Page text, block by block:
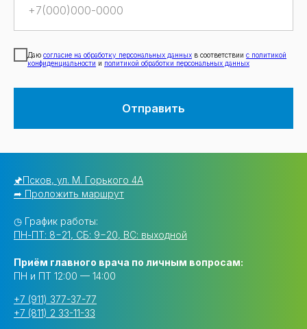
Даю согласие на обработку персональных данных в соответствии с политикой
конфиденциальности и политикой обработки персональных данных
Отправить
🖈Псков, ул. М. Горького 4А
➦ Проложить маршрут
◷ График работы:
ПН-ПТ: 8−21, СБ: 9−20, ВС: выходной
Приём главного врача по личным вопросам:
ПН и ПТ 12:00 — 14:00
+7 (911) 377-37-77
+7 (811) 2 33-11-33